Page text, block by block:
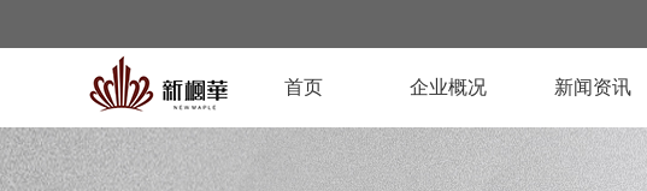
首页 企业概况 新闻资讯